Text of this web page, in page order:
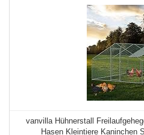
vanvilla Hühnerstall
Hasen Kleintiere Kaninchen